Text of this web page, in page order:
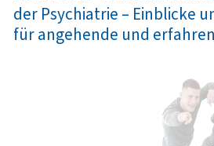
der Psychiatrie – Einblicke
für angehende und